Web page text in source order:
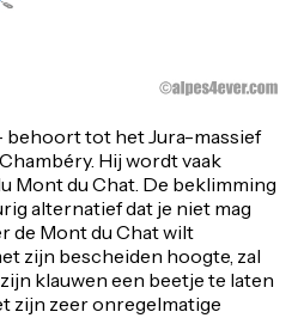
behoort tot het Jura-massief
Hij wordt vaak
Mont du Chat. De beklimming
alternatief dat je niet mag
de Mont du Chat wilt
zijn bescheiden hoogte, zal
klauwen een beetje te laten
zijn zeer onregelmatige